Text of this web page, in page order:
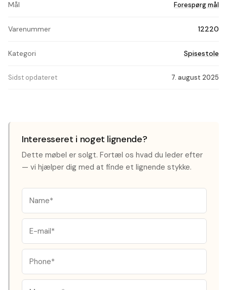
Mål Forespørg mål
Varenummer 12220
Kategori Spisestole
Sidst opdateret 7. august 2025
Interesseret i noget lignende?
Dette møbel er solgt. Fortæl os hvad du leder efter
— vi hjælper dig med at finde et lignende stykke.